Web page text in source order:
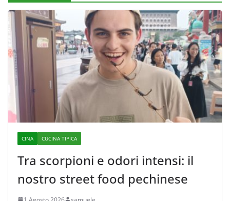
CINA CUCINA TIPICA
Tra scorpioni e odori intensi: il
nostro street food pechinese